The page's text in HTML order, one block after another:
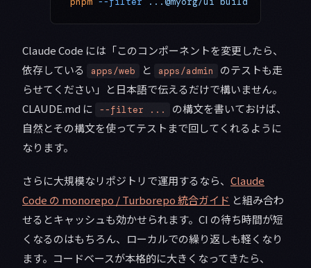
Claude Code には「このコンポーネントを変更したら、
依存している
apps/web と apps/admin
のテストも走
らせてください」と日本語で伝えるだけで構いません。
CLAUDE.md に
--filter ...
の構文を書いておけば、
自然とその構文を使ってテストまで回してくれるように
なります。
さらに大規模なリポジトリで運用するなら、 Claude
Code の monorepo / Turborepo 統合ガイド と組み合わ
せるとキャッシュも効かせられます。CI の待ち時間が短
くなるのはもちろん、ローカルでの繰り返しも軽くなり
ます。コードベースが本格的に大きくなってきたら、